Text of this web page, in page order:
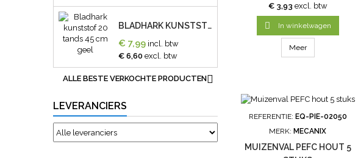
BLADHARK KUNSTSTOF 20 TANDS 45 CM GEEL
€ 7,99 incl. btw
€ 6,60 excl. btw
ALLE BESTE VERKOCHTE PRODUCTEN
LEVERANCIERS
€ 3,93 excl. btw
 In winkelwagen
Meer
REFERENTIE: EQ-PIE-02050
MERK: MECANIX
MUIZENVAL PEFC HOUT 5